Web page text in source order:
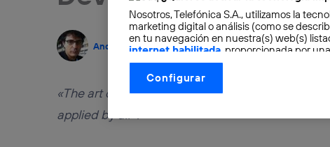
Andrés L. Martinez
«The art of association then becomes, as I
applied by all».
Nosotros, Telefónica S.A., utilizamos la
marketing digital o análisis (como se
en tu navegación en nuestra(s) web(s)
internet habilitada , proporcionada por
otorgas tu consentimiento en cada página
La tecnología Utiq está diseñada con la
control.
Configurar